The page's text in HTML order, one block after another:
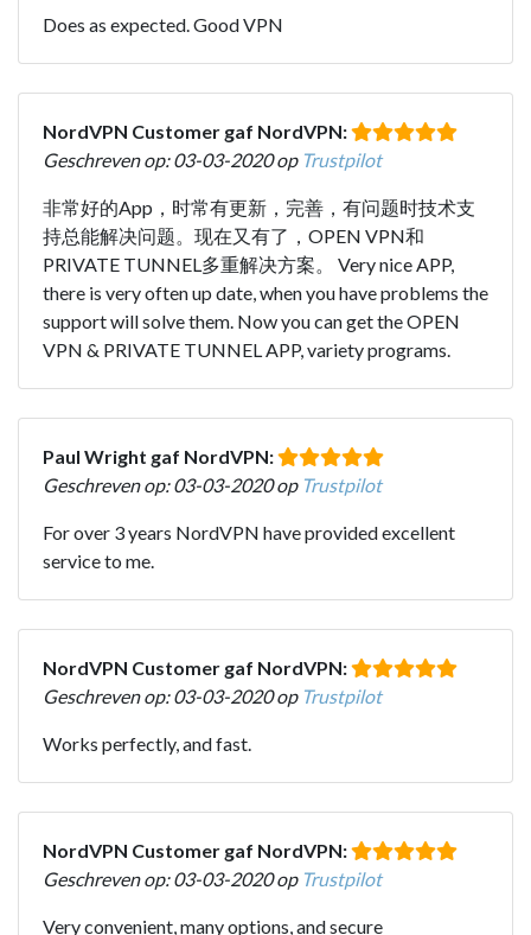
Does as expected. Good VPN
NordVPN Customer gaf NordVPN:
Geschreven op: 03-03-2020 op Trustpilot
非常好的App，时常有更新，完善，有问题时技术支
持总能解决问题。现在又有了，OPEN VPN和
PRIVATE TUNNEL多重解决方案。 Very nice APP,
there is very often up date, when you have problems the
support will solve them. Now you can get the OPEN
VPN & PRIVATE TUNNEL APP, variety programs.
Paul Wright gaf NordVPN:
Geschreven op: 03-03-2020 op Trustpilot
For over 3 years NordVPN have provided excellent
service to me.
NordVPN Customer gaf NordVPN:
Geschreven op: 03-03-2020 op Trustpilot
Works perfectly, and fast.
NordVPN Customer gaf NordVPN:
Geschreven op: 03-03-2020 op Trustpilot
Very convenient, many options, and secure